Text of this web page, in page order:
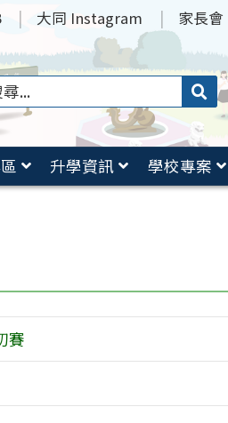
大同 Instagram 家長會
升學資訊
學校專案
賽